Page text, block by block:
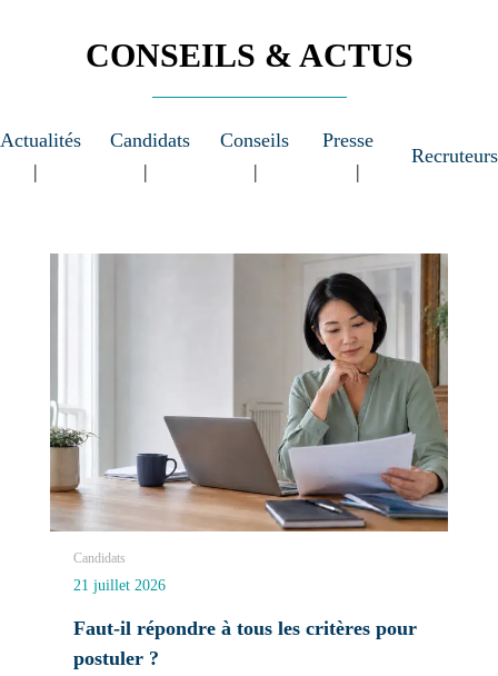
CONSEILS & ACTUS
Actualités Candidats Conseils Presse
Recruteurs
Candidats
21 juillet 2026
Faut-il répondre à tous les critères pour
postuler ?